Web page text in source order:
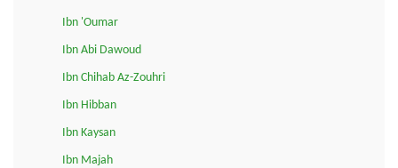
Ibn 'Oumar
Ibn Abi Dawoud
Ibn Chihab Az-Zouhri
Ibn Hibban
Ibn Kaysan
Ibn Majah